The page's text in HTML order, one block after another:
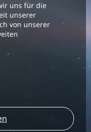
uns für die
unserer
von unserer